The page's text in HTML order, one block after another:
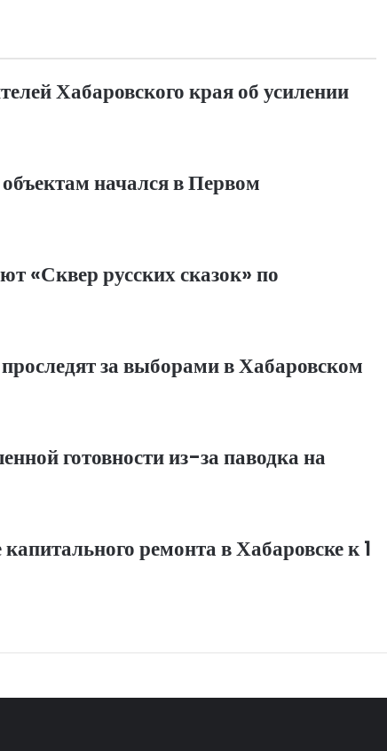
Хабаровского края об усилении
начался в Первом
«Сквер русских сказок» по
за выборами в Хабаровском
готовности из-за паводка на
ремонта в Хабаровске к 1